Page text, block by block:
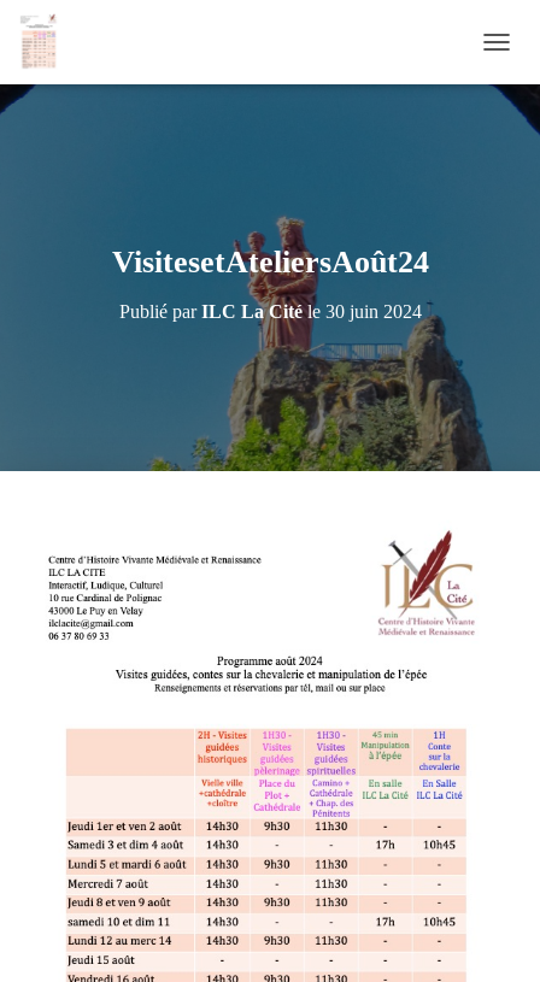
É
N
VisitesetAteliersAoût24
Publié parILC La Citéle 30 juin 2024